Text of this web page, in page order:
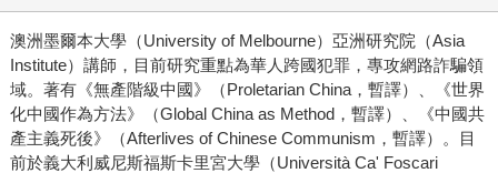
澳洲墨爾本大學（University of Melbourne）亞洲研究院（Asia
Institute）講師，目前研究重點為華人跨國犯罪，專攻網路詐騙領
域。著有《無產階級中國》（Proletarian China，暫譯）、《世界
化中國作為方法》（Global China as Method，暫譯）、《中國共
產主義死後》（Afterlives of Chinese Communism，暫譯）。
目
前於義大利威尼斯福斯卡里宮大學（Università Ca' Foscari